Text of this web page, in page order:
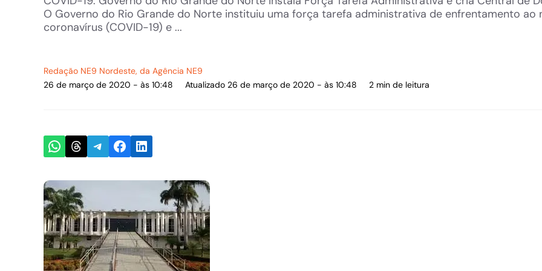
O Governo do Rio Grande do Norte instituiu uma força tarefa administrativa de enfrentamento ao
coronavírus (COVID-19) e ...
Redação NE9 Nordeste, da Agência NE9
26 de março de 2020 - às 10:48
Atualizado 26 de março de 2020 - às 10:48 2 min de leitura
Share on WhatsApp
Share on Threads
Share on Telegram
Share on Facebook
Share on LinkedIn